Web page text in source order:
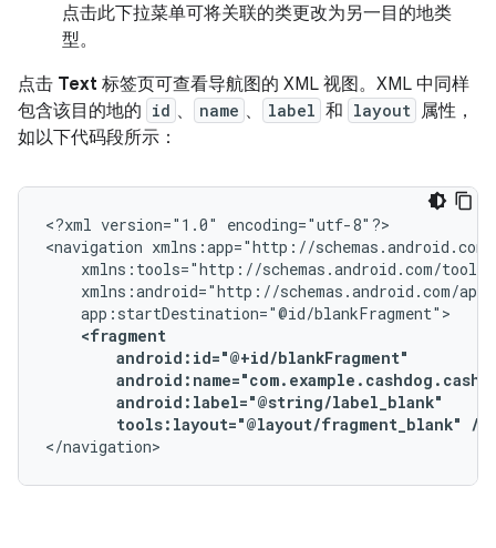
点击此下拉菜单可将关联的类更改为另一目的地类
型。
点击 Text 标签页可查看导航图的 XML 视图。XML 中同样
包含该目的地的 id 、 name 、 label 和 layout 属性，
如以下代码段所示：
<?xml version="1.0"
encoding="utf-8"?>
<navigation
tools:layout="@layout/fragment_blank" />
</navigation>